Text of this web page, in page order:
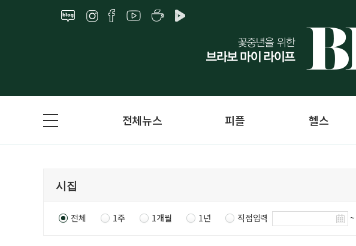
전체뉴스 피플 헬스
전체 1주 1개월 1년 직접입력 ~